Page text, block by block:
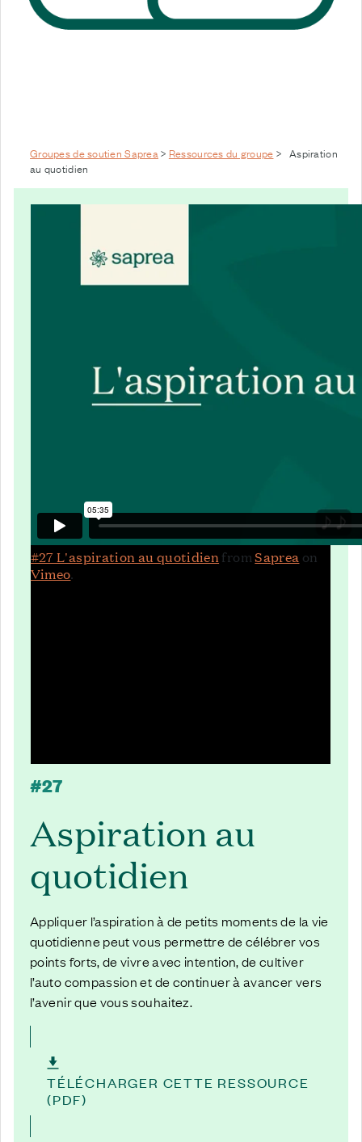
Groupes de soutien Saprea> Ressources du groupe > Aspiration
au quotidien
#27 L'aspiration au quotidienfromSaprea on
Vimeo.
#27
Aspiration au
quotidien
Appliquer l’aspiration à de petits moments de la vie
quotidienne peut vous permettre de célébrer vos
points forts, de vivre avec intention, de cultiver
l’auto compassion et de continuer à avancer vers
l’avenir que vous souhaitez.
TÉLÉCHARGER CETTE RESSOURCE
(PDF)